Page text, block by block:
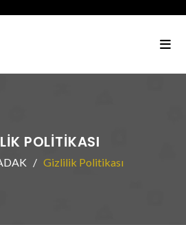
POLITIKASI
Gizlilik Politikası